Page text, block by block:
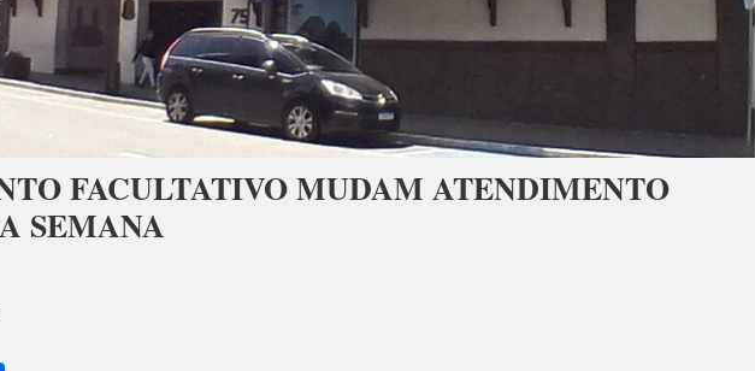
FACULTATIVO MUDAM ATENDIMENTO
SEMANA